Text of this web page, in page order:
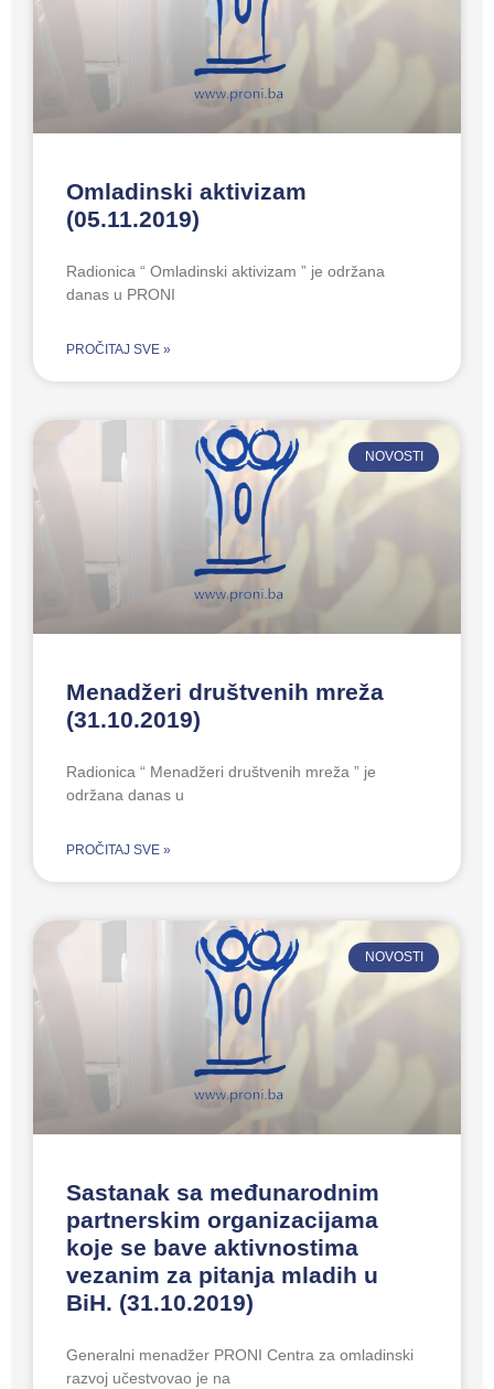
Omladinski aktivizam
(05.11.2019)
Radionica “ Omladinski aktivizam ” je održana
danas u PRONI
PROČITAJ SVE »
NOVOSTI
Menadžeri društvenih mreža
(31.10.2019)
Radionica “ Menadžeri društvenih mreža ” je
održana danas u
PROČITAJ SVE »
NOVOSTI
Sastanak sa međunarodnim
partnerskim organizacijama
koje se bave aktivnostima
vezanim za pitanja mladih u
BiH. (31.10.2019)
Generalni menadžer PRONI Centra za omladinski
razvoj učestvovao je na